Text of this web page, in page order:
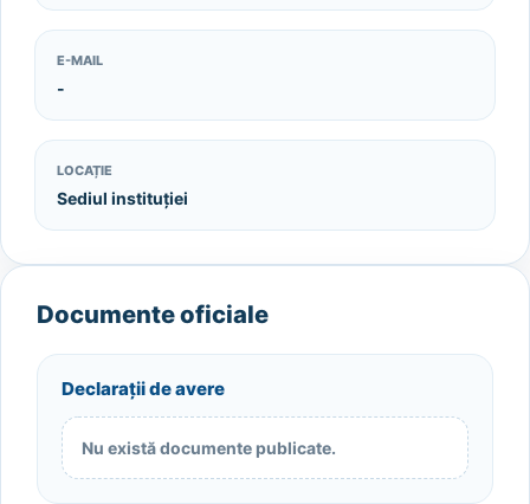
E-MAIL
-
LOCAȚIE
Sediul instituției
Documente oficiale
Declarații de avere
Nu există documente publicate.